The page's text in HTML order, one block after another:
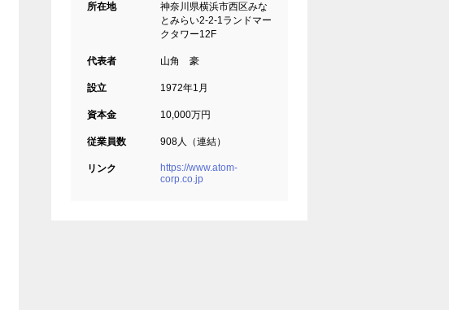
所在地
神奈川県横浜市西区みな
とみらい2-2-1ランドマー
クタワー12F
代表者 山角 豪
設立 1972年1月
資本金 10,000万円
従業員数 908人（連結）
リンク
https://www.atom-
corp.co.jp